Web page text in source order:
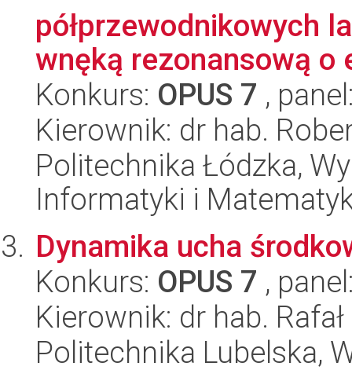
półprzewodnikowych
wnęką rezonansową
Konkurs: OPUS 7 ,
Kierownik: dr hab.
Politechnika Łódzka,
Informatyki i
Dynamika ucha
Konkurs: OPUS 7 ,
Kierownik: dr hab.
Politechnika Lubelska,